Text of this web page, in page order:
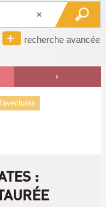
recherche avancée
: